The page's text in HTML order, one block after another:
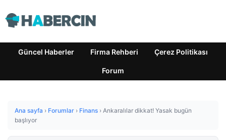
Güncel Haberler Firma Rehberi Çerez Politikası
Forum
Ana sayfa › Forumlar › Finans › Ankaralılar dikkat! Yasak bugün
başlıyor